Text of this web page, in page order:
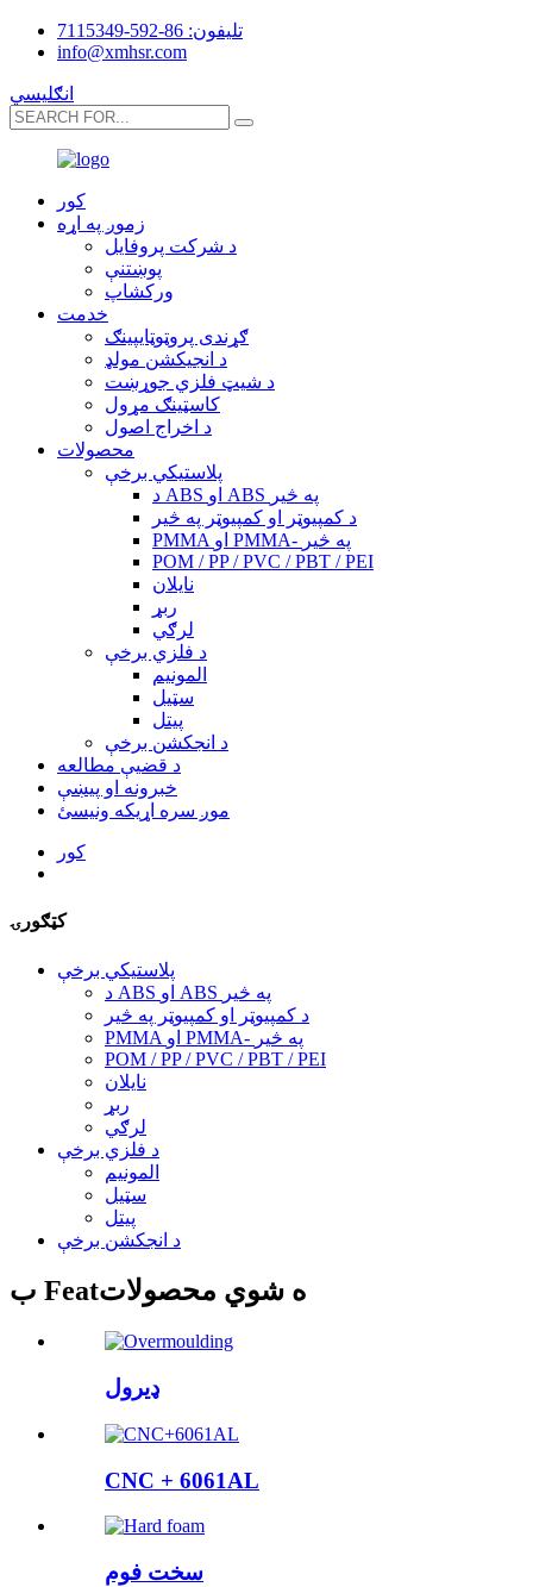
تلیفون: 86-592-7115349
info@xmhsr.com
انګلیسي
کور
زموږ په اړه
د شرکت پروفایل
پوښتنې
ورکشاپ
خدمت
ګړندی پروټوټایپینګ
د انجیکشن مولډ
د شیټ فلزي جوړښت
کاسټینګ مړول
د اخراج اصول
محصولات
پلاستيکي برخې
د ABS او ABS په څیر
د کمپیوټر او کمپیوټر په څیر
PMMA او PMMA- په څیر
POM / PP / PVC / PBT / PEI
نایلان
ربړ
لرګي
د فلزي برخې
المونیم
سټیل
پیتل
د انجکشن برخې
د قضیې مطالعه
خبرونه او پیښې
موږ سره اړیکه ونیسئ
کور
کټګورۍ
پلاستيکي برخې
د ABS او ABS په څیر
د کمپیوټر او کمپیوټر په څیر
PMMA او PMMA- په څیر
POM / PP / PVC / PBT / PEI
نایلان
ربړ
لرګي
د فلزي برخې
المونیم
سټیل
پیتل
د انجکشن برخې
ب Featه شوي محصولات
ډیرول
CNC + 6061AL
سخت فوم